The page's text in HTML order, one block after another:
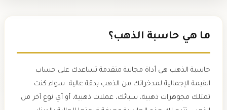
ما هي حاسبة الذهب؟
حاسبة الذهب هي أداة مجانية متقدمة تساعدك على حساب
القيمة الإجمالية لمدخراتك من الذهب بدقة عالية. سواء كنت
تمتلك مجوهرات ذهبية، سبائك، عملات ذهبية، أو أي نوع آخر من